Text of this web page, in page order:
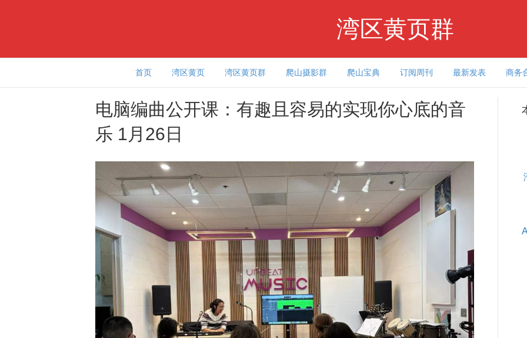
湾区黄页群
首页 湾区黄页 湾区黄页群 爬山摄影群 爬山宝典 订阅周刊 最新发表 商务
电脑编曲公开课：有趣且容易的实现你心底的音
乐 1月26日